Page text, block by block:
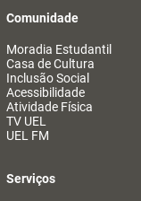
Comunidade
Moradia Estudantil
Casa de Cultura
Inclusão Social
Acessibilidade
Atividade Física
TV UEL
UEL FM
Serviços